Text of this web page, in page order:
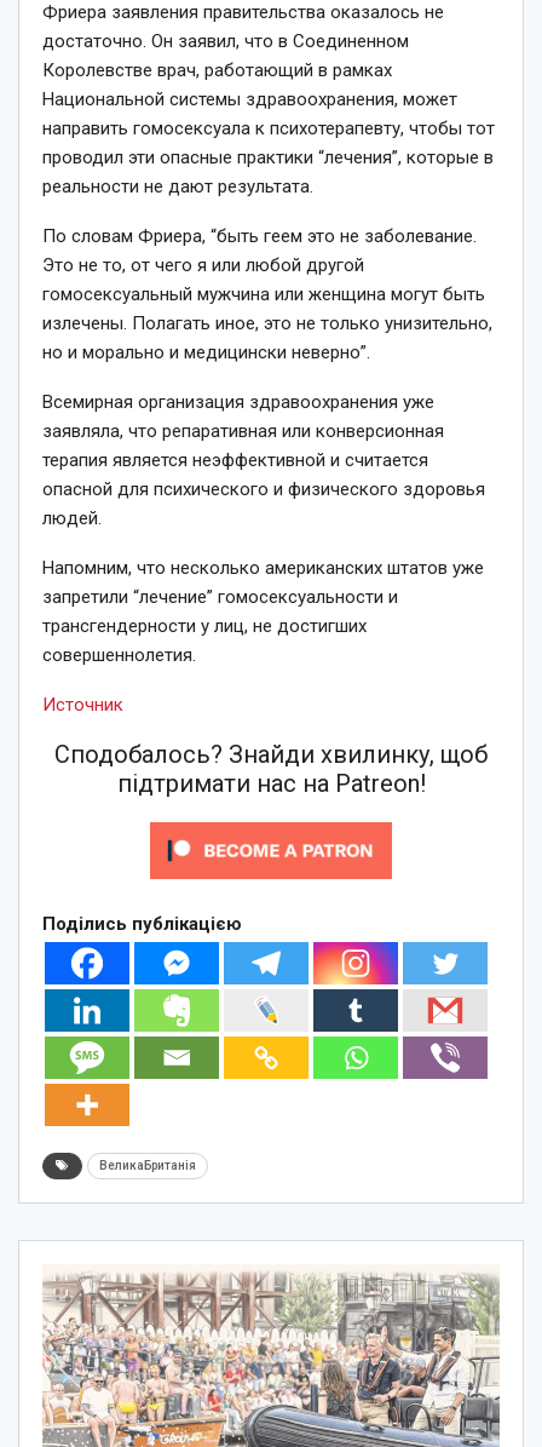
Фриера заявления правительства оказалось не
достаточно. Он заявил, что в Соединенном
Королевстве врач, работающий в рамках
Национальной системы здравоохранения, может
направить гомосексуала к психотерапевту, чтобы тот
проводил эти опасные практики “лечения”, которые в
реальности не дают результата.
По словам Фриера, “быть геем это не заболевание.
Это не то, от чего я или любой другой
гомосексуальный мужчина или женщина могут быть
излечены. Полагать иное, это не только унизительно,
но и морально и медицински неверно”.
Всемирная организация здравоохранения уже
заявляла, что репаративная или конверсионная
терапия является неэффективной и считается
опасной для психического и физического здоровья
людей.
Напомним, что несколько американских штатов уже
запретили “лечение” гомосексуальности и
трансгендерности у лиц, не достигших
совершеннолетия.
Источник
Сподобалось? Знайди хвилинку, щоб
підтримати нас на Patreon!
Поділись публікацією
ВеликаБританія